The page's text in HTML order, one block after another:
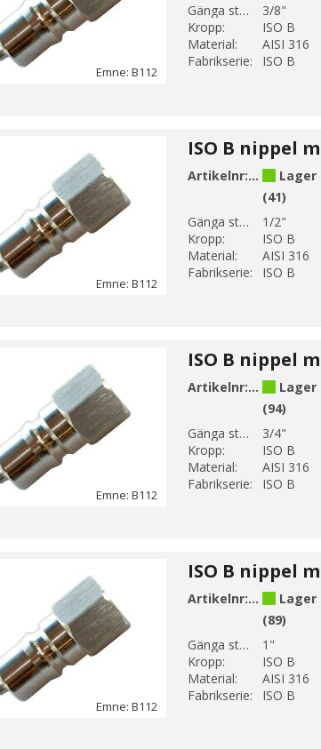
Emne: B112
Gänga storlek 1:
3/8"
Kropp:
ISO B
Material:
AISI 316
Fabrikserie:
ISO B
Emne: B112
Artikelnr:B112-4Lager
(41)
Gänga storlek 1:
1/2"
Kropp:
ISO B
Material:
AISI 316
Fabrikserie:
ISO B
Emne: B112
Artikelnr:B112-5Lager
(94)
Gänga storlek 1:
3/4"
Kropp:
ISO B
Material:
AISI 316
Fabrikserie:
ISO B
Emne: B112
Artikelnr:B112-6Lager
(89)
Gänga storlek 1:
1"
Kropp:
ISO B
Material:
AISI 316
Fabrikserie:
ISO B